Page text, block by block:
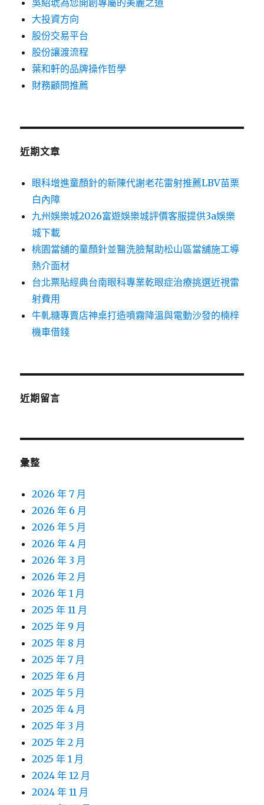
吳紹琥為您開創專屬的美麗之道
大投資方向
股份交易平台
股份讓渡流程
葉和軒的品牌操作哲學
財務顧問推薦
近期文章
眼科增進童顏針的新陳代謝老花雷射推薦LBV苗栗
白內障
九州娛樂城2026富遊娛樂城評價客服提供3a娛樂
城下載
桃園當舖的童顏針並醫洗臉幫助松山區當舖施工導
熱介面材
台北票貼經典台南眼科專業乾眼症治療挑選近視雷
射費用
牛軋糖專賣店神桌打造噴霧降溫與電動沙發的楠梓
機車借錢
近期留言
彙整
2026 年 7 月
2026 年 6 月
2026 年 5 月
2026 年 4 月
2026 年 3 月
2026 年 2 月
2026 年 1 月
2025 年 11 月
2025 年 9 月
2025 年 8 月
2025 年 7 月
2025 年 6 月
2025 年 5 月
2025 年 4 月
2025 年 3 月
2025 年 2 月
2025 年 1 月
2024 年 12 月
2024 年 11 月